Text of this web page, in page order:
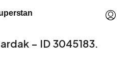
– ID 3045183.